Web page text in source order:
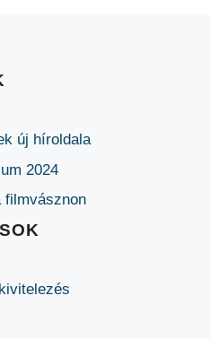
új híroldala
2024
filmvásznon